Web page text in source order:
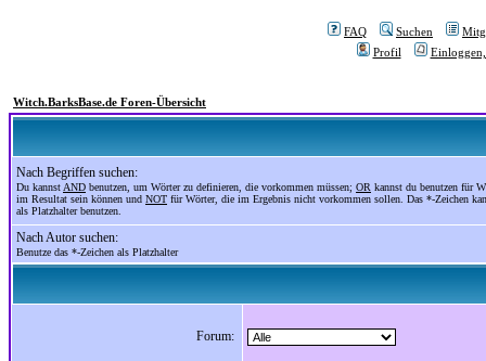
FAQ Suchen
Profil
Witch.BarksBase.de Foren-Übersicht
Nach Begriffen suchen:
Du kannst AND benutzen, um Wörter zu definieren, die vorkommen müssen; OR kannst du benutzen für
im Resultat sein können und NOT für Wörter, die im Ergebnis nicht vorkommen sollen. Das *-Zeichen
als Platzhalter benutzen.
Nach Autor suchen:
Benutze das *-Zeichen als Platzhalter
Forum: